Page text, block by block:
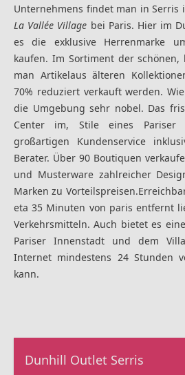
Unternehmens findet man in Serris
La Vallée Village bei Paris. Hier im
es die exklusive Herrenmarke
kaufen. Im Sortiment der
man Artikelaus älteren
70% reduziert verkauft werden.
die Umgebung sehr nobel. Das
Center im, Stile eines Pariser
großartigen Kundenservice
Berater. Über 90 Boutiquen
und Musterware zahlreicher
Marken zu
eta 35 Minuten von paris entfernt
Verkehrsmitteln. Auch bietet es
Pariser Innenstadt und dem
Internet mindestens 24 Stunden
kann.
Dunhill Outlet Serris